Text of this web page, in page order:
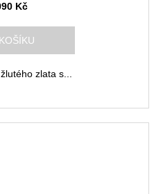
Kč
zlata s...